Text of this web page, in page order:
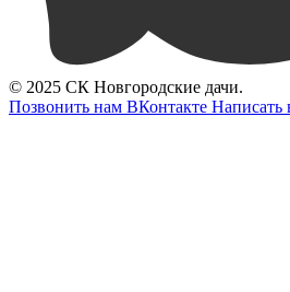
© 2025 СК Новгородские дачи.
Позвонить нам ВКонтакте Написать